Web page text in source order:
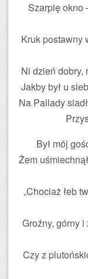
Szarpię okno
Kruk postawny
Ni dzień dobry,
Jakby był u
Na Pallady
Był mój
Żem
„Chociaż łeb
Groźny, górny
Czy z